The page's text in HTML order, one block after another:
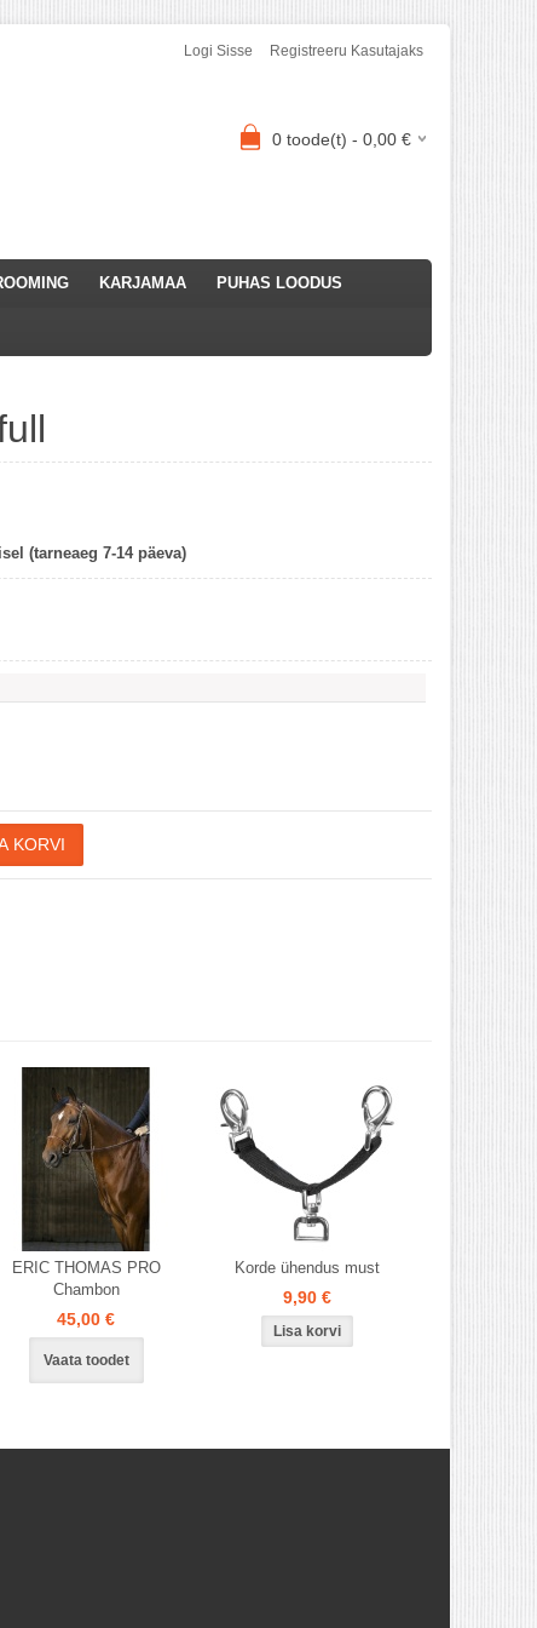
Logi Sisse Registreeru Kasutajaks
0 toode(t) - 0,00 €
KARJAMAA PUHAS LOODUS
(tarneaeg 7-14 päeva)
ERIC THOMAS PRO
Chambon
45,00 €
Vaata toodet
Korde ühendus must
9,90 €